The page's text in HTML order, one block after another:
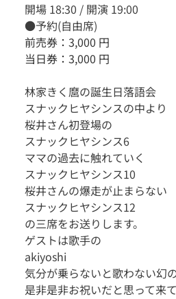
開場 18:30 / 開演 19:00
●予約(自由席)
前売券：3,000 円
当日券：3,000 円
林家きく麿の誕生日落語会
スナックヒヤシンスの中より
桜井さん初登場の
スナックヒヤシンス6
ママの過去に触れていく
スナックヒヤシンス10
桜井さんの爆走が止まらない
スナックヒヤシンス12
の三席をお送りします。
ゲストは歌手の
akiyoshi
気分が乗らないと歌わない幻
是非是非お祝いだと思って来